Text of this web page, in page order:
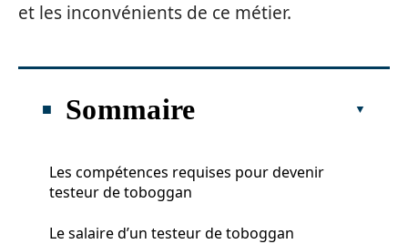
et les inconvénients de ce métier.
Sommaire
Les compétences requises pour devenir
testeur de toboggan
Le salaire d’un testeur de toboggan